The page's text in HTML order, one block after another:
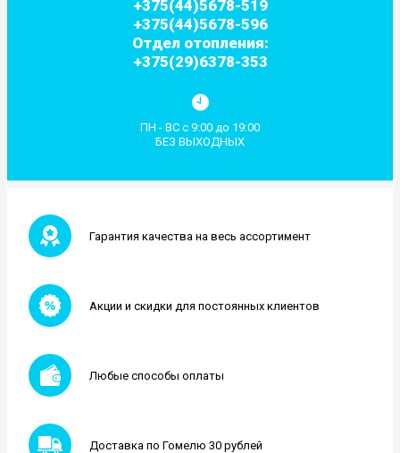
+375(44)5678-519
+375(44)5678-596
Отдел отопления:
+375(29)6378-353
ПН - ВС с 9:00 до 19:00
БЕЗ ВЫХОДНЫХ
Гарантия качества на весь ассортимент
Акции и скидки для постоянных клиентов
Любые способы оплаты
Доставка по Гомелю 30 рублей